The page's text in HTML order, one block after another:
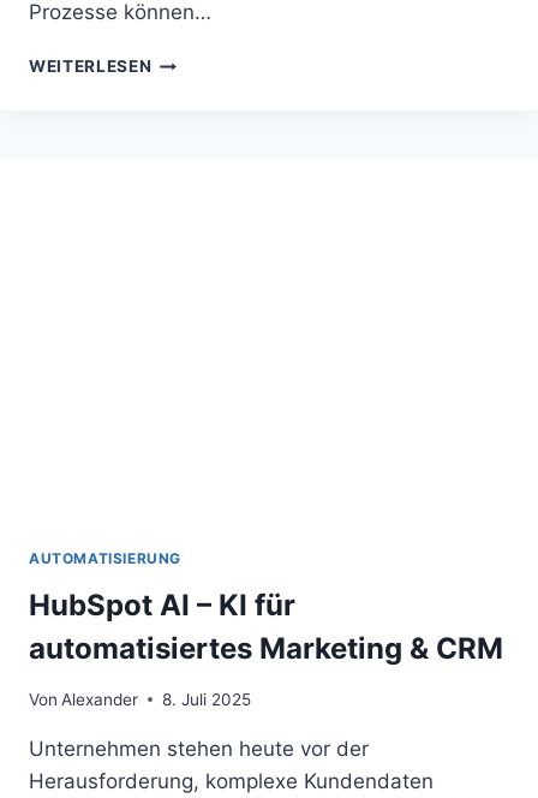
Prozesse können…
WEITERLESEN PEGA
AUTOMATISIERUNG
HubSpot AI – KI für
automatisiertes Marketing & CRM
Von Alexander 8. Juli 2025
Unternehmen stehen heute vor der
Herausforderung, komplexe Kundendaten